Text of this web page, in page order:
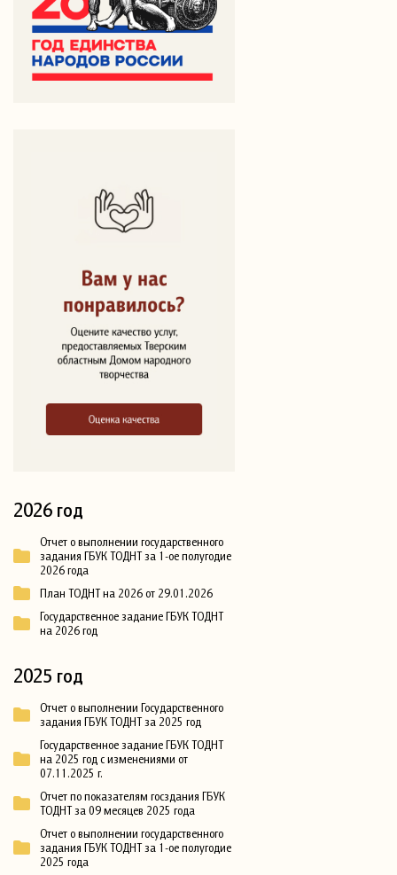
2026 год
Отчет о выполнении государственного
задания ГБУК ТОДНТ за 1-ое полугодие
2026 года
План ТОДНТ на 2026 от 29.01.2026
Государственное задание ГБУК ТОДНТ
на 2026 год
2025 год
Отчет о выполнении Государственного
задания ГБУК ТОДНТ за 2025 год
Государственное задание ГБУК ТОДНТ
на 2025 год с изменениями от
07.11.2025 г.
Отчет по показателям госздания ГБУК
ТОДНТ за 09 месяцев 2025 года
Отчет о выполнении государственного
задания ГБУК ТОДНТ за 1-ое полугодие
2025 года